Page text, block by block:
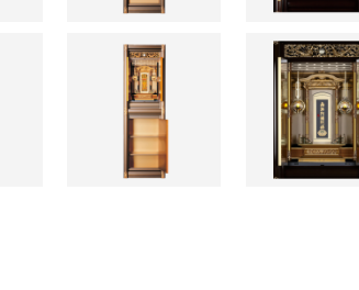
：6 | 6寸：9 | 5寸：15 | 4寸：24 | 3寸：48